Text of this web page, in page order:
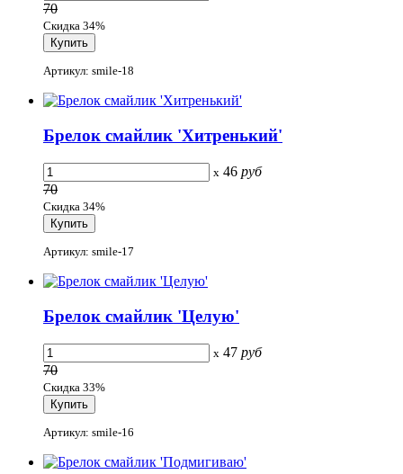
70
Скидка 34%
Артикул: smile-18
Брелок смайлик 'Хитренький'
x 46 руб
70
Скидка 34%
Артикул: smile-17
Брелок смайлик 'Целую'
x 47 руб
70
Скидка 33%
Артикул: smile-16